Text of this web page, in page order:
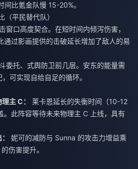
比氪金队慢 15-20%。
平民替代队）
窗口高度契合。在短时间内倾泻伤害，
通过影画提供的击破延长增加了敌人的易
托、式舆防卫前几层。安东的能量需
可实现自给自足的循环。
主 C：
莱卡恩延长的失衡时间（10-12
。此阵容等待未来物理主 C 上线，具有
妮可的减防与 Sunna 的攻击力增益乘
伤害提升。